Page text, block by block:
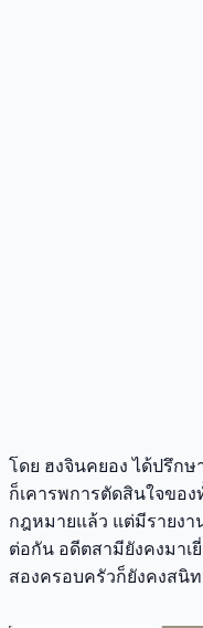
โดย ฮงจินคยอง ได้ปรึก
ก็เคารพการตัดสินใจขอ
กฎหมายแล้ว แต่มีรายง
ต่อกัน อดีตสามียังคงมาเ
สองครอบครัวก็ยังคงสนิ